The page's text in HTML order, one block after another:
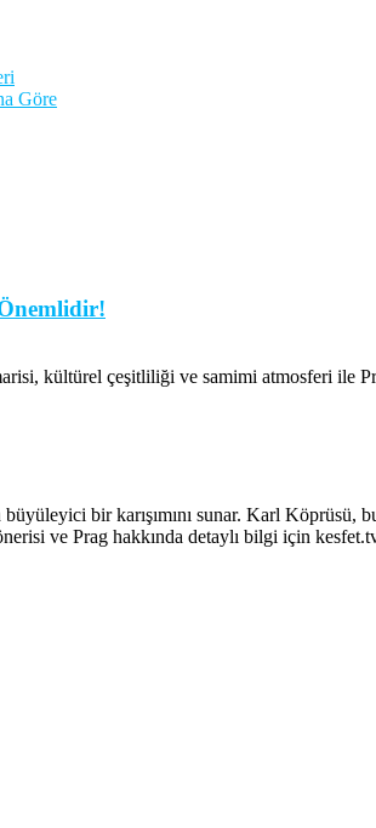
Göre
kültürel çeşitliliği ve samimi atmosferi ile
bir karışımını sunar. Karl Köprüsü,
ve Prag hakkında detaylı bilgi için